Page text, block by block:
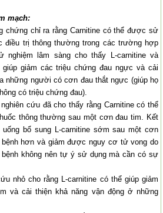
mạch:
chứng chỉ ra rằng Carnitine có thể được sử
điều trị thông thường trong các trường hợp
nghiệm lâm sàng cho thấy L-carnitine và
giúp giảm các triệu chứng đau ngực và cải
những người có cơn đau thắt ngực (giúp họ
có triệu chứng đau).
cứu đã cho thấy rằng Carnitine có thể
thông thường sau một cơn đau tim. Kết
bổ sung L-carnitine sớm sau một cơn
hơn và giảm được nguy cơ tử vong do
không nên tự ý sử dụng mà cần có sự
nhỏ cho rằng L-carnitine có thể giúp giảm
và cải thiện khả năng vận động ở những